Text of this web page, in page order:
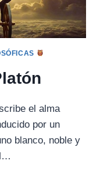
el alma
por un
blanco, noble y